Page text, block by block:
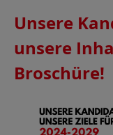
Unsere
unsere
Broschüre!